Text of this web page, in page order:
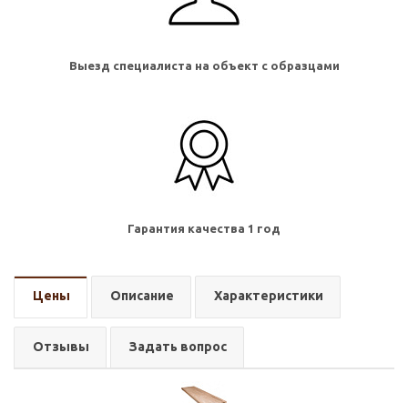
Выезд специалиста на объект с образцами
Гарантия качества 1 год
Цены Описание Характеристики
Отзывы Задать вопрос